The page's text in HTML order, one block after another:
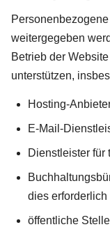
weitergegeben
Betrieb der
unterstützen,
Hosting-
E-Mail-
Dienstleister für
dies erforderlich
öffentliche